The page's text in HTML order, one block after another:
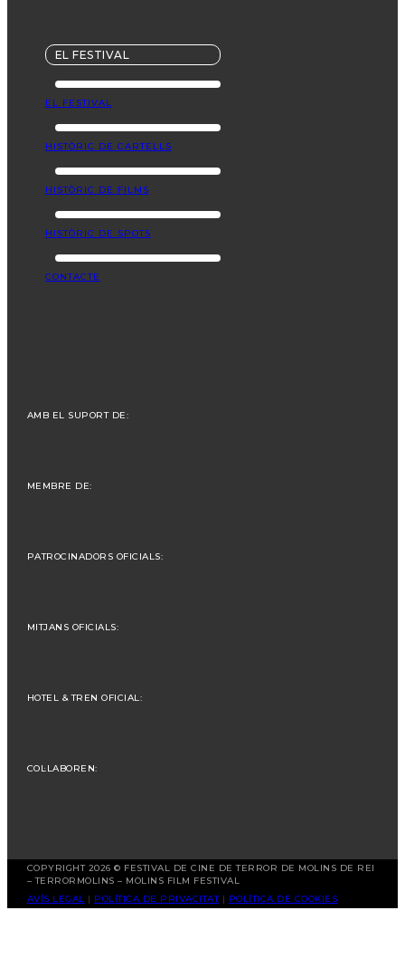
EL FESTIVAL
EL FESTIVAL
HISTÒRIC DE CARTELLS
HISTÒRIC DE FILMS
HISTÒRIC DE SPOTS
CONTACTE
AMB EL SUPORT DE:
MEMBRE DE:
PATROCINADORS OFICIALS:
MITJANS OFICIALS:
HOTEL & TREN OFICIAL:
COL·LABOREN:
COPYRIGHT 2026 © FESTIVAL DE CINE DE TERROR DE MOLINS DE REI
– TERRORMOLINS – MOLINS FILM FESTIVAL
AVÍS LEGAL | POLÍTICA DE PRIVACITAT| POLÍTICA DE COOKIES